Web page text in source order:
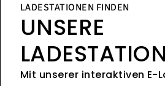
LADESTATIONEN FINDEN
UNSERE
Mit unserer interaktiven E-